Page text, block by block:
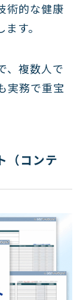
術的な健康
す。
、複数人で
実務で重宝
（コンテ